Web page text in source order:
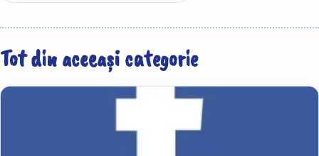
Tot din aceeași categorie